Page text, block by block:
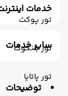
تور پوکت
تور بانکوک
تور پاتایا
خدمات
اینترنت
سایر خدمات
توضیحات